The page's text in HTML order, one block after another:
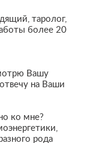
таролог,
более 20
Вашу
на Ваши
ко мне?
рода